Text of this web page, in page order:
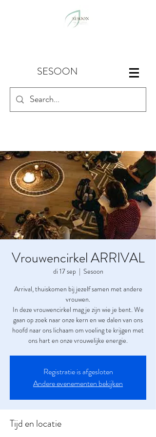
SESOON
Vrouwencirkel ARRIVAL
di 17 sep
  |
Sesoon
Arrival, thuiskomen bij jezelf samen met andere
vrouwen.
In deze vrouwencirkel mag je zijn wie je bent. We
gaan op zoek naar onze kern en we dalen van ons
hoofd naar ons lichaam om voeling te krijgen met
ons hart en onze vrouwelijke energie.
Registratie is afgesloten
Andere evenementen bekijken
Tijd en locatie